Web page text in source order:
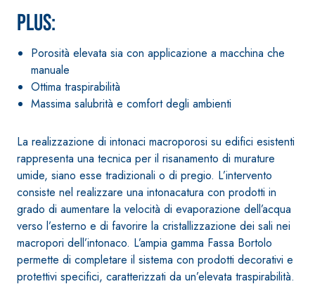
PLUS:
Porosità elevata sia con applicazione a macchina che
manuale
Ottima traspirabilità
Massima salubrità e comfort degli ambienti
La realizzazione di intonaci macroporosi su edifici esistenti
rappresenta una tecnica per il risanamento di murature
umide, siano esse tradizionali o di pregio. L’intervento
consiste nel realizzare una intonacatura con prodotti in
grado di aumentare la velocità di evaporazione dell’acqua
verso l’esterno e di favorire la cristallizzazione dei sali nei
macropori dell’intonaco. L’ampia gamma Fassa Bortolo
permette di completare il sistema con prodotti decorativi e
protettivi specifici, caratterizzati da un’elevata traspirabilità.
elastica monocomponente
polimero cementizia
Sistema INTONACATURA E
COSTRUZIONE
PRODOTTI A BASE CALCE
AEREA
KB 13 EVOLUTION
Sistema
LASTRE
GYPSOTECH
TIPO DEFH1IR
Lastra in